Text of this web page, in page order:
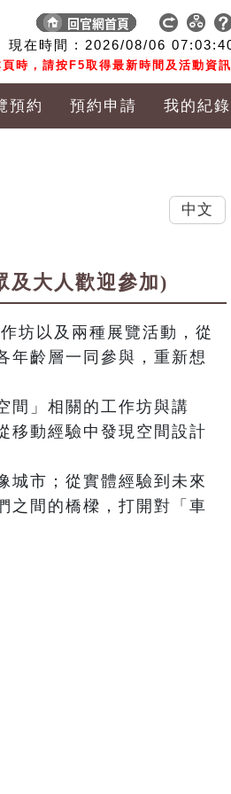
現在時間 : 2026/08/06
時，請按F5取得最新時間及活動資訊
預約 預約申請 我的紀錄
及大人歡迎參加)
坊以及兩種展覽活動，從
年齡層一同參與，重新想
間」相關的工作坊與講
移動經驗中發現空間設計
城市；從實體經驗到未來
之間的橋樑，打開對「車